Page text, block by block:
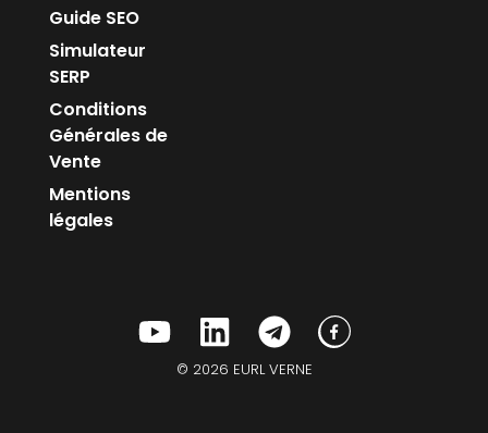
Guide SEO
Simulateur
SERP
Conditions
Générales de
Vente
Mentions
légales
© 2026 EURL VERNE